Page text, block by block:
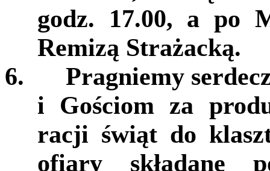
godz. 17.00, a po
Remizą Strażacką.
6.
Pragniemy
i Gościom za
racji świąt do
ofiary składane